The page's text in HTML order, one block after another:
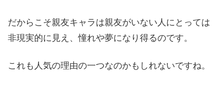
だからこそ親友キャラは親友がいない人にとっては
非現実的に見え、憧れや夢になり得るのです。
これも人気の理由の一つなのかもしれないですね。